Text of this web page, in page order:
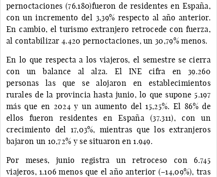
pernoctaciones (76.180)fueron de residentes en España,
con un incremento del 3,39% respecto al año anterior.
En cambio, el turismo extranjero retrocede con fuerza,
al contabilizar 4.420 pernoctaciones, un 30,79% menos.
En lo que respecta a los viajeros, el semestre se cierra
con un balance al alza. El INE cifra en 39.260
personas las que se alojaron en establecimientos
rurales de la provincia hasta junio, lo que supone 5.197
más que en 2024 y un aumento del 15,25%. El 86% de
ellos fueron residentes en España (37.311), con un
crecimiento del 17,03%, mientras que los extranjeros
bajaron un 10,72% y se situaron en 1.949.
Por meses, junio registra un retroceso con 6.745
viajeros, 1.106 menos que el año anterior (–14,09%), tras